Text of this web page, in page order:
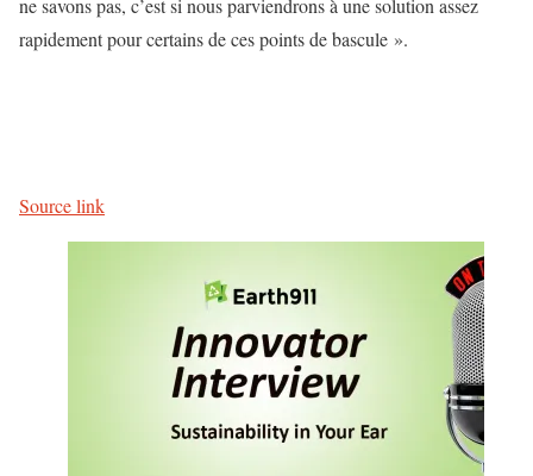
ne savons pas, c’est si nous parviendrons à une solution assez
rapidement pour certains de ces points de bascule ».
Source link